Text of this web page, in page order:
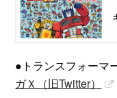
●トランスフォーマ
ガＸ（旧Twitter）